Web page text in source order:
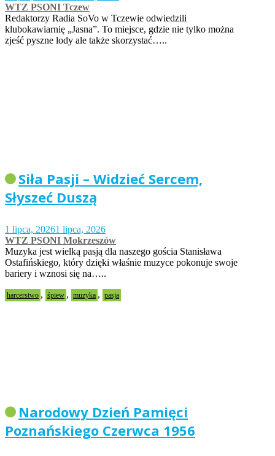
WTZ PSONI Tczew
Redaktorzy Radia SoVo w Tczewie odwiedzili
klubokawiarnię „Jasna”. To miejsce, gdzie nie tylko można
zjeść pyszne lody ale także skorzystać…..
Siła Pasji – Widzieć Sercem,
Słyszeć Duszą
1 lipca, 20261 lipca, 2026
WTZ PSONI Mokrzeszów
Muzyka jest wielką pasją dla naszego gościa Stanisława
Ostafińskiego, który dzięki właśnie muzyce pokonuje swoje
bariery i wznosi się na…..
harcerstwo , śpiew , muzyka , pasja
Narodowy Dzień Pamięci
Poznańskiego Czerwca 1956